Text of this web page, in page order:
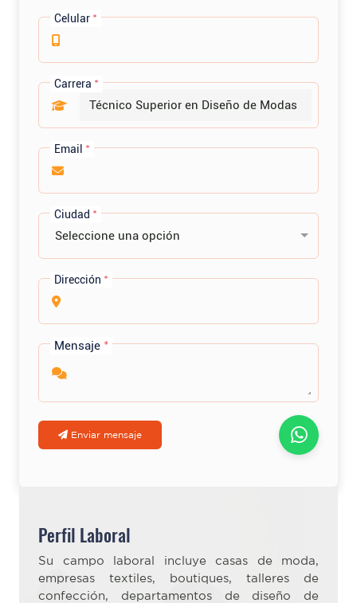
Celular *
Carrera *
Email *
Ciudad *
Seleccione una opción
Dirección *
Mensaje *
Enviar mensaje
Perfil Laboral
Su campo laboral incluye casas de moda,
empresas textiles, boutiques, talleres de
confección, departamentos de diseño de